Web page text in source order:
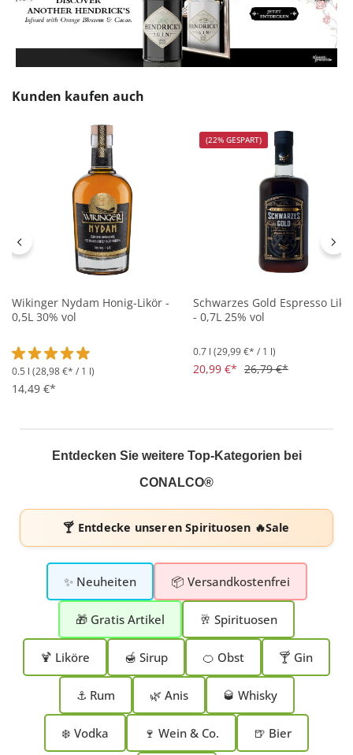
Produktgalerie überspringen
Kunden kaufen auch
Wikinger Nydam Honig-Likör -
0,5L 30% vol
Durchschnittliche Bewertung von 4.9 von 5 Sternen
0.5 l (28,98 €* / 1 l)
14,49 €*
(22% GESPART)
Schwarzes Gold Espresso
- 0,7L 25% vol
0.7 l (29,99 €* / 1 l)
20,99 €* 26,79 €*
Entdecken Sie weitere Top-Kategorien bei
CONALCO®
🍸 Entdecke unserenSpirituosen 🔥Sale
✨ Neuheiten 📦 Versandkostenfrei
🎁 Gratis Artikel 🥂 Spirituosen
🍹 Liköre 🍯 Sirup 🍊 Obst 🍸 Gin
⚓ Rum 🌿 Anis 🥃 Whisky
❄️ Vodka 🍷 Wein & Co. 🍺 Bier